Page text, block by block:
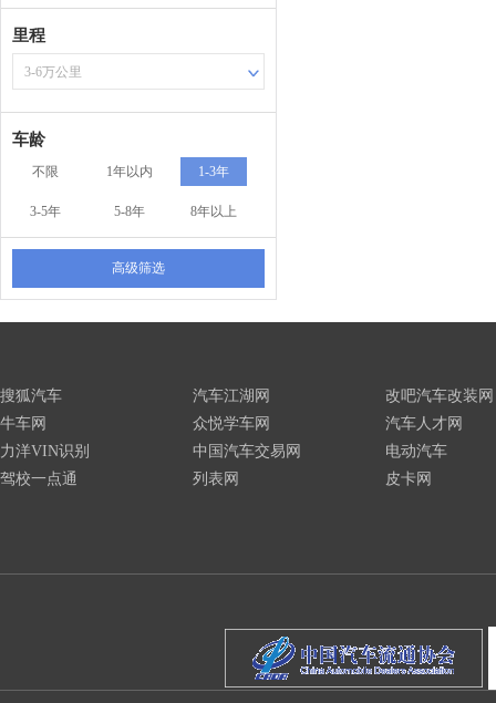
里程
3-6万公里
车龄
不限 1年以内 1-3年
3-5年 5-8年 8年以上
高级筛选
搜狐汽车
牛车网
力洋VIN识别
驾校一点通
汽车江湖网
众悦学车网
中国汽车交易网
列表网
改吧汽车改装网
汽车人才网
电动汽车
皮卡网